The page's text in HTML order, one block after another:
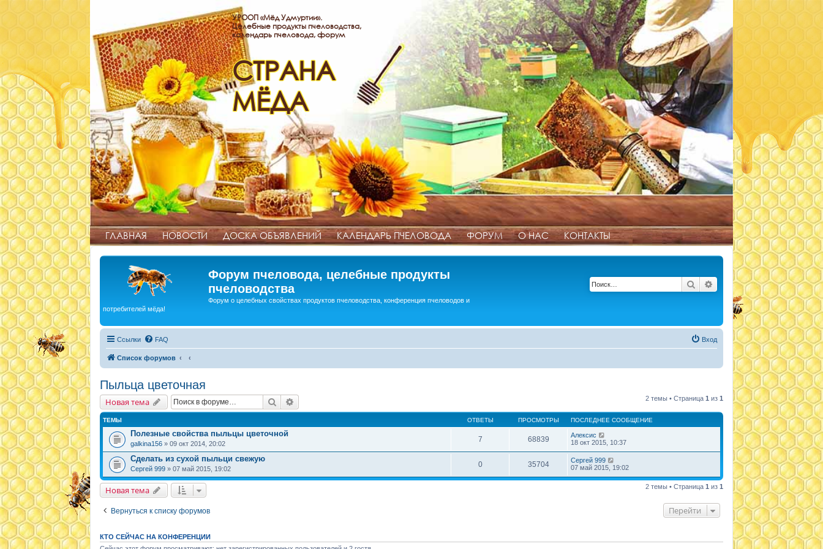
УРООП «Мёд Удмуртии».
Целебные продукты пчеловодства,
календарь пчеловода, форум
СТРАНА
МЁДА
ГЛАВНАЯ НОВОСТИ ДОСКА ОБЪЯВЛЕНИЙ КАЛЕНДАРЬ ПЧЕЛОВОДА ФОРУМ О НАС КОНТАКТЫ
Форум пчеловода, целебные продукты
пчеловодства
Форум о целебных свойствах продуктов пчеловодства, конференция пчеловодов и
потребителей мёда!
Поиск Расширенный поиск
Ссылки FAQ Вход
Список форумов
Пыльца цветочная
Новая тема Поиск 2 темы • Страница 1 из 1
ТЕМЫ ОТВЕТЫ ПРОСМОТРЫ ПОСЛЕДНЕЕ СООБЩЕНИЕ
Полезные свойства пыльцы цветочной
galkina156 » 09 окт 2014, 20:02
7 68839
Алексис
18 окт 2015, 10:37
Сделать из сухой пыльци свежую
Сергей 999 » 07 май 2015, 19:02
0 35704
Сергей 999
07 май 2015, 19:02
Новая тема 2 темы • Страница 1 из 1
Вернуться к списку форумов Перейти
КТО СЕЙЧАС НА КОНФЕРЕНЦИИ